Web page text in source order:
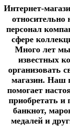
Интернет-
относительно
персонал
сфере
Много лет мы
известных
организовать
магазин. Наш
помогает
приобретать и
банкнот,
медалей и